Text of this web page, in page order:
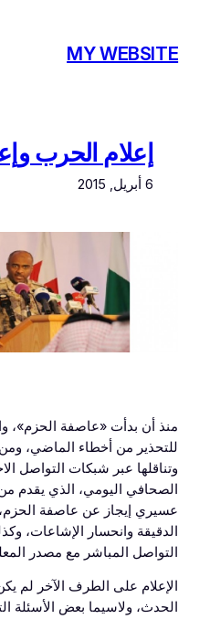
المحتوى
MY WEBSITE
إعلام الحرب
6 أبريل, 2015
منذ أن بدأت «عاصفة الحزم»،
للتحذير من أخطاء الماضي،
وتناقلها عبر شبكات التواصل
الصحافي اليومي، الذي يقدم
عسيري إيجاز عن عاصفة الحزم،
الدقيقة وانحسار الإشاعات،
التواصل المباشر مع مصدر
الإعلام على الطرف الآخر لم
الحدث، ولاسيما بعض الأسئلة